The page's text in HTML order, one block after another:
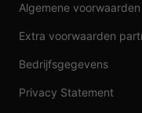
Algemene voorwaarden
Extra voorwaarden
Bedrijfsgegevens
Privacy Statement